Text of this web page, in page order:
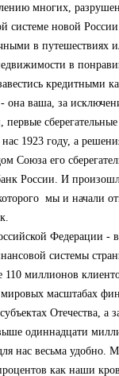
многих,
системе новой
в путешествиях
в
кредитными
ваша, за
первые
1923 году, а
Союза его
России. И
мы и начали
Федерации -
системы
110 миллионов
масштабах
Отечества, а
одиннадцати
нас весьма удобно.
как наши